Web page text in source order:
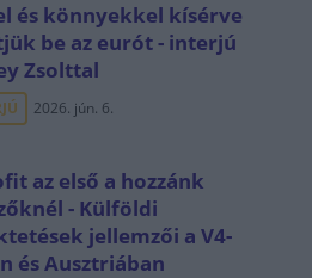
és könnyekkel kísérve
be az eurót - interjú
Zsolttal
2026. jún. 6.
az első a hozzánk
- Külföldi
jellemzői a V4-
és Ausztriában